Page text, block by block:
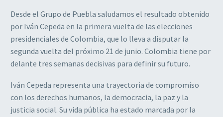
Desde el Grupo de Puebla saludamos el resultado obtenido
por Iván Cepeda en la primera vuelta de las elecciones
presidenciales de Colombia, que lo lleva a disputar la
segunda vuelta del próximo 21 de junio. Colombia tiene por
delante tres semanas decisivas para definir su futuro.
Iván Cepeda representa una trayectoria de compromiso
con los derechos humanos, la democracia, la paz y la
justicia social. Su vida pública ha estado marcada por la